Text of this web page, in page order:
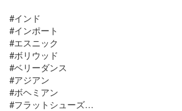
#インド
#インポート
#エスニック
#ボリウッド
#ベリーダンス
#アジアン
#ボヘミアン
#フラットシューズ